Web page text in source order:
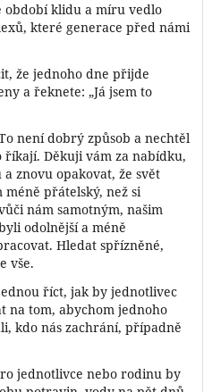
období klidu a míru vedlo
které generace před námi
že jednoho dne přijde
a řeknete: „Já jsem to
není dobrý způsob a nechtěl
Děkuji vám za nabídku,
znovu opakovat, že svět
méně přátelský, než si
nám samotným, našim
odolnější a méně
Hledat spřízněné,
vše.
říct, jak by jednotlivec
na tom, abychom jednoho
kdo nás zachrání, případně
jednotlivce nebo rodinu by